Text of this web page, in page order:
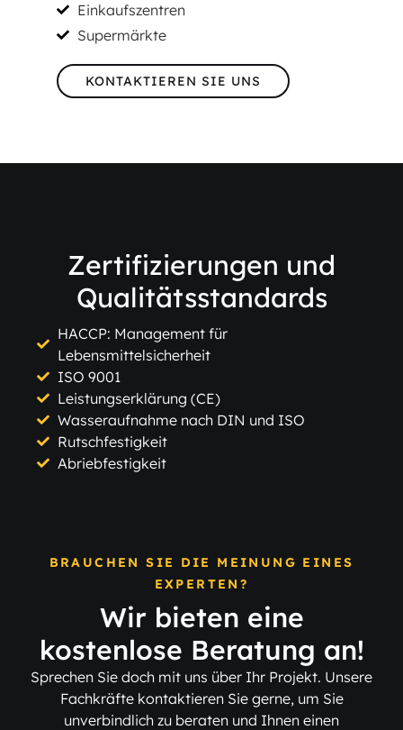
Einkaufszentren
Supermärkte
KONTAKTIEREN SIE UNS
Zertifizierungen und
Qualitätsstandards
HACCP: Management für
Lebensmittelsicherheit
ISO 9001
Leistungserklärung (CE)
Wasseraufnahme nach DIN und ISO
Rutschfestigkeit
Abriebfestigkeit
BRAUCHEN SIE DIE MEINUNG EINES
EXPERTEN?
Wir bieten eine
kostenlose Beratung an!
Sprechen Sie doch mit uns über Ihr Projekt. Unsere
Fachkräfte kontaktieren Sie gerne, um Sie
unverbindlich zu beraten und Ihnen einen